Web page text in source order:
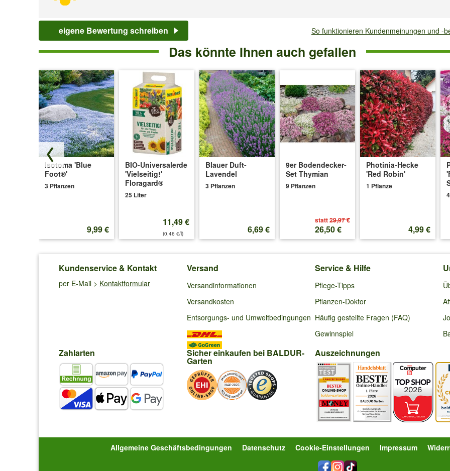
Gartentraum geworden. Es summt und brummt.
eigene Bewertung schreiben So funktionieren Kundenmeinungen und -
Das könnte Ihnen auch gefallen
Isotoma 'Blue
Foot®'
3 Pflanzen
9,99 €
BIO-Universalerde
'Vielseitig!'
Floragard®
25 Liter
11,49 €
(0,46 €/l)
Blauer Duft-
Lavendel
3 Pflanzen
6,69 €
9er Bodendecker-
Set Thymian
9 Pflanzen
statt29,97 €
26,50 €
Photinia-Hecke
'Red Robin'
1 Pflanze
4,99 €
Kundenservice & Kontakt
per E-Mail > Kontaktformular
Versand
Versandinformationen
Versandkosten
Entsorgungs- und Umweltbedingungen
Service & Hilfe
Pflege-Tipps
Pflanzen-Doktor
Häufig gestellte Fragen (FAQ)
Gewinnspiel
Zahlarten Sicher einkaufen bei BALDUR-
Garten
Auszeichnungen
Allgemeine Geschäftsbedingungen Datenschutz Cookie-Einstellungen Impressum